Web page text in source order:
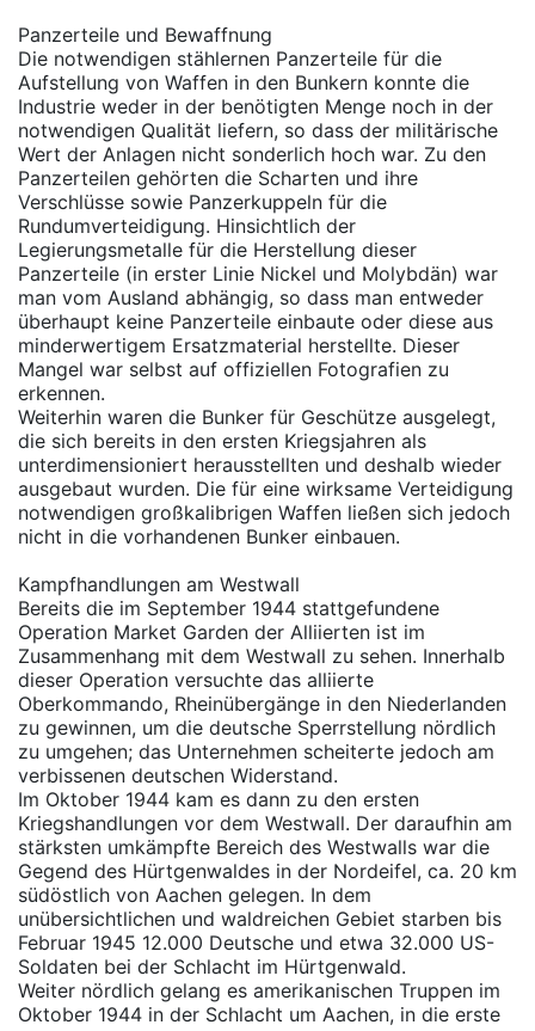
Panzerteile und Bewaffnung
Die notwendigen stählernen Panzerteile für die
Aufstellung von Waffen in den Bunkern konnte die
Industrie weder in der benötigten Menge noch in der
notwendigen Qualität liefern, so dass der militärische
Wert der Anlagen nicht sonderlich hoch war. Zu den
Panzerteilen gehörten die Scharten und ihre
Verschlüsse sowie Panzerkuppeln für die
Rundumverteidigung. Hinsichtlich der
Legierungsmetalle für die Herstellung dieser
Panzerteile (in erster Linie Nickel und Molybdän) war
man vom Ausland abhängig, so dass man entweder
überhaupt keine Panzerteile einbaute oder diese aus
minderwertigem Ersatzmaterial herstellte. Dieser
Mangel war selbst auf offiziellen Fotografien zu
erkennen.
Weiterhin waren die Bunker für Geschütze ausgelegt,
die sich bereits in den ersten Kriegsjahren als
unterdimensioniert herausstellten und deshalb wieder
ausgebaut wurden. Die für eine wirksame Verteidigung
notwendigen großkalibrigen Waffen ließen sich jedoch
nicht in die vorhandenen Bunker einbauen.
Kampfhandlungen am Westwall
Bereits die im September 1944 stattgefundene
Operation Market Garden der Alliierten ist im
Zusammenhang mit dem Westwall zu sehen. Innerhalb
dieser Operation versuchte das alliierte
Oberkommando, Rheinübergänge in den Niederlanden
zu gewinnen, um die deutsche Sperrstellung nördlich
zu umgehen; das Unternehmen scheiterte jedoch am
verbissenen deutschen Widerstand.
Im Oktober 1944 kam es dann zu den ersten
Kriegshandlungen vor dem Westwall. Der daraufhin am
stärksten umkämpfte Bereich des Westwalls war die
Gegend des Hürtgenwaldes in der Nordeifel, ca. 20 km
südöstlich von Aachen gelegen. In dem
unübersichtlichen und waldreichen Gebiet starben bis
Februar 1945 12.000 Deutsche und etwa 32.000 US-
Soldaten bei der Schlacht im Hürtgenwald.
Weiter nördlich gelang es amerikanischen Truppen im
Oktober 1944 in der Schlacht um Aachen, in die erste